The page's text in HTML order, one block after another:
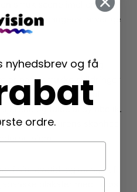
smuk scene imellem 2
i solnedgangens farverige
en japansk kunstner og
hans smukke skildringer
er indbegrebet af
og fulde af symbolik.
du naturens skønhed
hjem.
i sin levetid, og mange af
plakater med tidløs
nyhedsbrev og få
ordre.